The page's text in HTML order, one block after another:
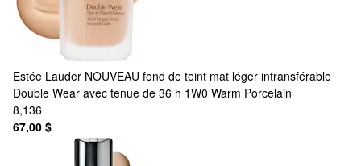
Estée Lauder NOUVEAU fond de teint mat léger intransférable
Double Wear avec tenue de 36 h 1W0 Warm Porcelain
8,136
67,00 $